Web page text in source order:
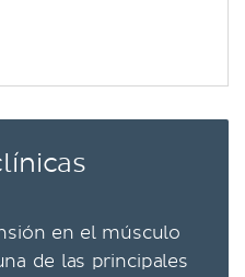
en el músculo
de las principales